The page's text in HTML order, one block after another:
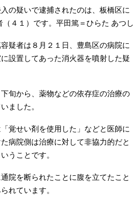
の疑いで逮捕されたのは、板橋区に
（４１）です。平田篤＝ひらた あつし
疑者は８月２１日、豊島区の病院に
設置してあった消火器を噴射した疑
旬から、薬物などの依存症の治療の
ました。
覚せい剤を使用した」などと医師に
病院側は治療に対して非協力的だと
うことです。
院を断られたことに腹を立てたこと
れています。